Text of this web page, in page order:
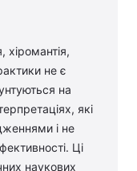
хіромантія,
не є
на
які
і не
Ці
наукових